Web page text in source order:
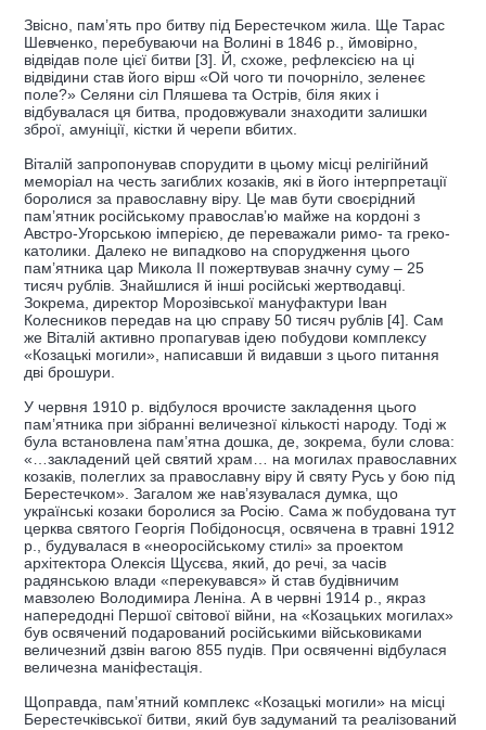
Звісно, пам’ять про битву під Берестечком жила. Ще Тарас
Шевченко, перебуваючи на Волині в 1846 р., ймовірно,
відвідав поле цієї битви [3]. Й, схоже, рефлексією на ці
відвідини став його вірш «Ой чого ти почорніло, зеленеє
поле?» Селяни сіл Пляшева та Острів, біля яких і
відбувалася ця битва, продовжували знаходити залишки
зброї, амуніції, кістки й черепи вбитих.
Віталій запропонував спорудити в цьому місці релігійний
меморіал на честь загиблих козаків, які в його інтерпретації
боролися за православну віру. Це мав бути своєрідний
пам’ятник російському православ’ю майже на кордоні з
Австро-Угорською імперією, де переважали римо- та греко-
католики. Далеко не випадково на спорудження цього
пам’ятника цар Микола ІІ пожертвував значну суму – 25
тисяч рублів. Знайшлися й інші російські жертводавці.
Зокрема, директор Морозівської мануфактури Іван
Колесников передав на цю справу 50 тисяч рублів [4]. Сам
же Віталій активно пропагував ідею побудови комплексу
«Козацькі могили», написавши й видавши з цього питання
дві брошури.
У червня 1910 р. відбулося врочисте закладення цього
пам’ятника при зібранні величезної кількості народу. Тоді ж
була встановлена пам’ятна дошка, де, зокрема, були слова:
«…закладений цей святий храм… на могилах православних
козаків, полеглих за православну віру й святу Русь у бою під
Берестечком». Загалом же нав’язувалася думка, що
українські козаки боролися за Росію. Сама ж побудована тут
церква святого Георгія Побідоносця, освячена в травні 1912
р., будувалася в «неоросійському стилі» за проектом
архітектора Олексія Щусєва, який, до речі, за часів
радянською влади «перекувався» й став будівничим
мавзолею Володимира Леніна. А в червні 1914 р., якраз
напередодні Першої світової війни, на «Козацьких могилах»
був освячений подарований російськими військовиками
величезний дзвін вагою 855 пудів. При освяченні відбулася
величезна маніфестація.
Щоправда, пам’ятний комплекс «Козацькі могили» на місці
Берестечківської битви, який був задуманий та реалізований